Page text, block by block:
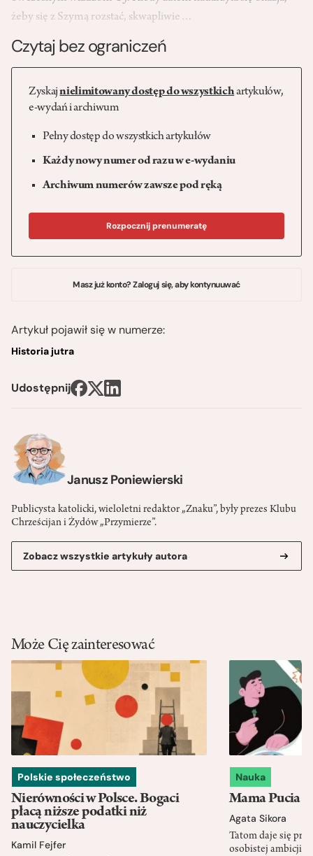
Janusz Poniewierski
Publicysta katolicki, wieloletni redaktor „Znaku”, były prezes Klubu
Chrześcijan i Żydów „Przymierze”.
Zobacz wszystkie artykuły autora
żeby się z Szymą rozstać, skwapliwie…
Czytaj bez ograniczeń
Zyskajnielimitowany dostęp do wszystkichartykułów,
e-wydań i archiwum
Pełny dostęp do wszystkich artykułów
Każdy nowy numer od razu w e-wydaniu
Archiwum numerów zawsze pod ręką
Rozpocznij prenumeratę
Masz już konto? Zaloguj się, aby kontynuuwać
Artykuł pojawił się w numerze:
Historia jutra
Udostępnij
Może Cię zainteresować
Polskie społeczeństwo
Nierówności w Polsce. Bogaci
płacą niższe podatki niż
nauczycielka
Kamil Fejfer
Nauka
Mama Pucia
Agata Sikora
Tatom daje się
osobistej ambicji,